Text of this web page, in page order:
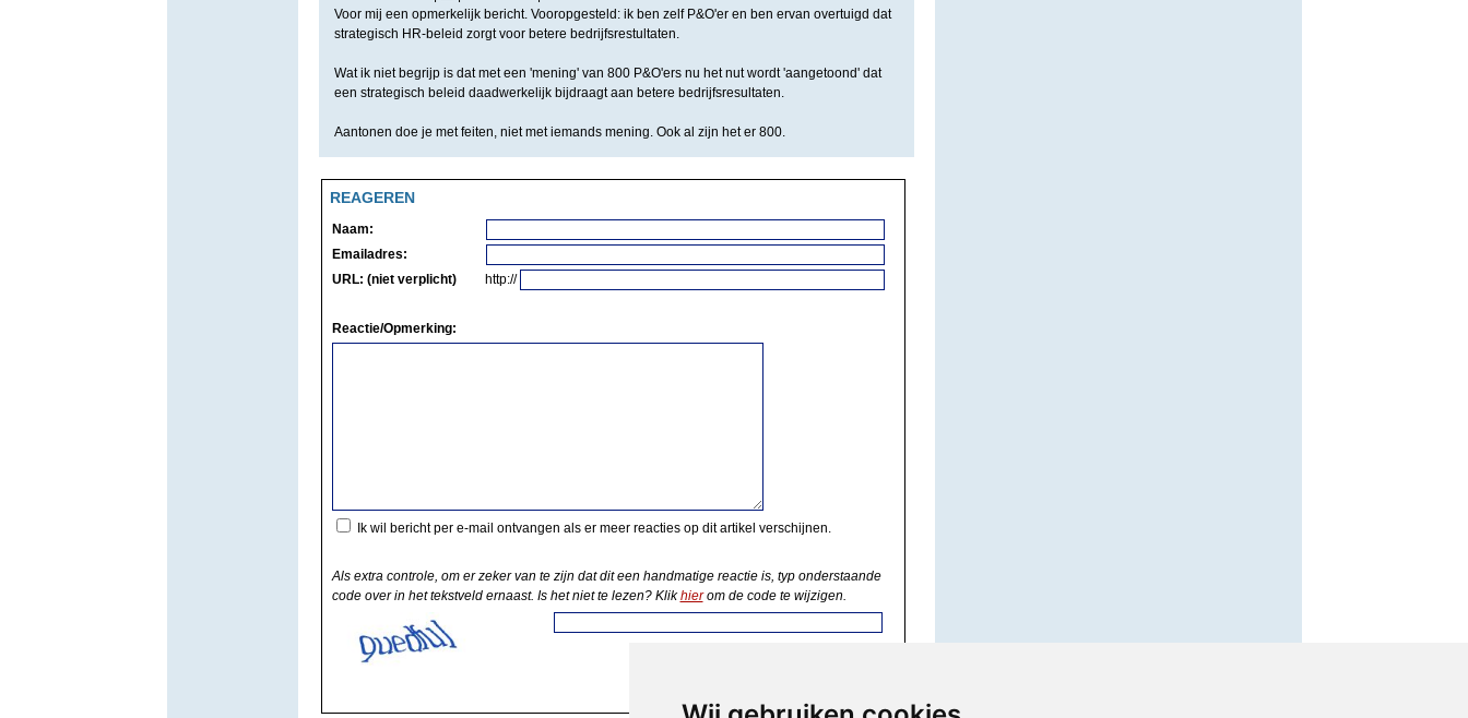
Voor mij een opmerkelijk bericht. Vooropgesteld: ik ben zelf P&O'er en ben ervan overtuigd dat
strategisch HR-beleid zorgt voor betere bedrijfsrestultaten.
Wat ik niet begrijp is dat met een 'mening' van 800 P&O'ers nu het nut wordt 'aangetoond' dat
een strategisch beleid daadwerkelijk bijdraagt aan betere bedrijfsresultaten.
Aantonen doe je met feiten, niet met iemands mening. Ook al zijn het er 800.
REAGEREN
Naam:
Emailadres:
URL: (niet verplicht)
http://
Reactie/Opmerking:
Ik wil bericht per e-mail ontvangen als er meer reacties op dit artikel verschijnen.
Als extra controle, om er zeker van te zijn dat dit een handmatige reactie is, typ onderstaande
code over in het tekstveld ernaast. Is het niet te lezen? Klikhierom de code te wijzigen.